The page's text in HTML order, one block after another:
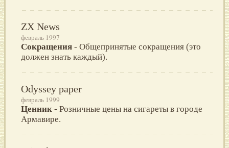
ZX News
февраль 1997
Сокращения - Общепринятые сокращения (это
должен знать каждый).
Odyssey paper
февраль 1999
Ценник - Розничные цены на сигареты в городе
Армавире.